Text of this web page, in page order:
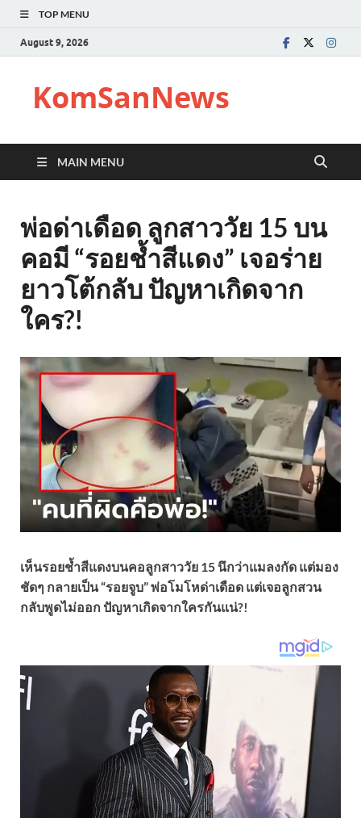
TOP MENU
August 9, 2026
KomSanNews
MAIN MENU
พ่อด่าเดือด ลูกสาววัย 15 บน
คอมี “รอยช้ำสีแดง” เจอร่าย
ยาวโต้กลับ ปัญหาเกิดจาก
ใคร?!
เห็นรอยช้ำสีแดงบนคอลูกสาววัย 15 นึกว่าแมลงกัด แต่มอง
ชัดๆ กลายเป็น “รอยจูบ” พ่อโมโหด่าเดือด แต่เจอลูกสวน
กลับพูดไม่ออก ปัญหาเกิดจากใครกันแน่?!